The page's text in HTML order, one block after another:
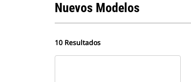
Nuevos Modelos
10 Resultados